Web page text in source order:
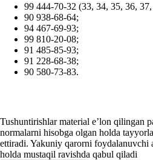
99 444-70-32 (33, 34, 35, 36,
90 938-68-64;
94 467-69-93;
99 810-20-08;
91 485-85-93;
91 228-68-38;
90 580-73-83.
Tushuntirishlar material e’lon qilingan
normalarni hisobga olgan holda
ettiradi. Yakuniy qarorni foydalanuvchi
holda mustaqil ravishda qabul qiladi